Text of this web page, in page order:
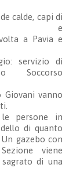
calde, capi di
e
a Pavia e
servizio di
Soccorso
Giovani vanno
persone in
di quanto
gazebo con
viene
di una